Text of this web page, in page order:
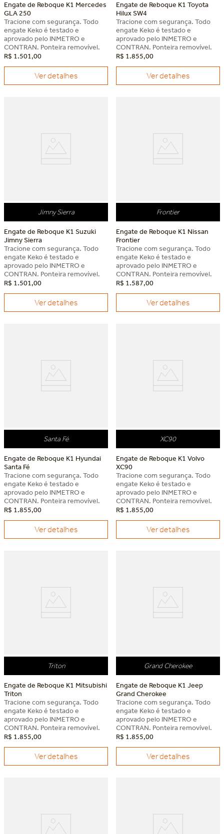
Engate de Reboque K1 Mercedes
GLA 250
Tracione com segurança. Todo
engate Keko é testado e
aprovado pelo INMETRO e
CONTRAN. Ponteira removível.
R$ 1.501,00
Ver detalhes
Engate de Reboque K1 Toyota
Hilux SW4
Tracione com segurança. Todo
engate Keko é testado e
aprovado pelo INMETRO e
CONTRAN. Ponteira removível.
R$ 1.855,00
Ver detalhes
Jimny Sierra
Engate de Reboque K1 Suzuki
Jimny Sierra
Tracione com segurança. Todo
engate Keko é testado e
aprovado pelo INMETRO e
CONTRAN. Ponteira removível.
R$ 1.501,00
Ver detalhes
Frontier
Engate de Reboque K1 Nissan
Frontier
Tracione com segurança. Todo
engate Keko é testado e
aprovado pelo INMETRO e
CONTRAN. Ponteira removível.
R$ 1.587,00
Ver detalhes
Santa Fé
Engate de Reboque K1 Hyundai
Santa Fé
Tracione com segurança. Todo
engate Keko é testado e
aprovado pelo INMETRO e
CONTRAN. Ponteira removível.
R$ 1.855,00
Ver detalhes
XC90
Engate de Reboque K1 Volvo
XC90
Tracione com segurança. Todo
engate Keko é testado e
aprovado pelo INMETRO e
CONTRAN. Ponteira removível.
R$ 1.855,00
Ver detalhes
Triton
Engate de Reboque K1 Mitsubishi
Triton
Tracione com segurança. Todo
engate Keko é testado e
aprovado pelo INMETRO e
CONTRAN. Ponteira removível.
R$ 1.855,00
Ver detalhes
Grand Cherokee
Engate de Reboque K1 Jeep
Grand Cherokee
Tracione com segurança. Todo
engate Keko é testado e
aprovado pelo INMETRO e
CONTRAN. Ponteira removível.
R$ 1.855,00
Ver detalhes